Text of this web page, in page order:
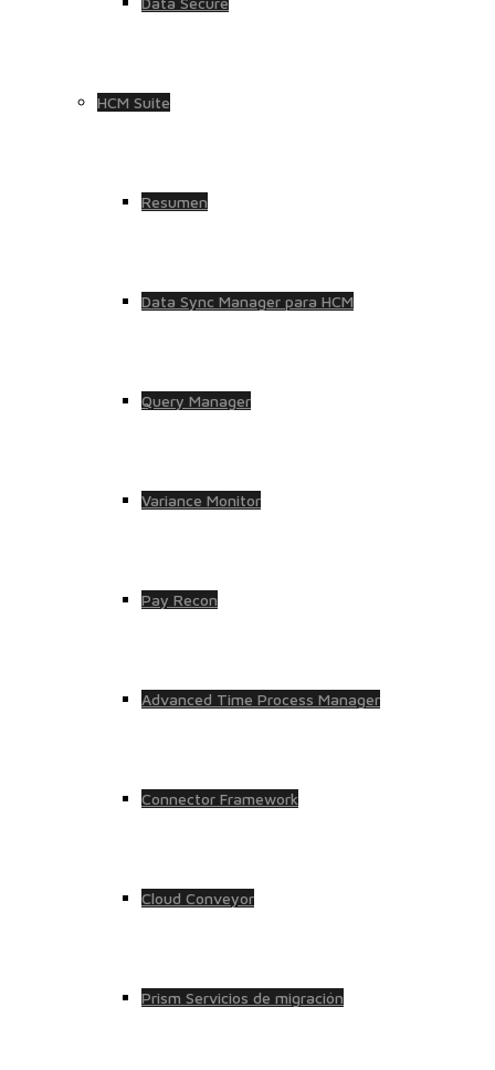
HCM Suite
Resumen
Data Sync Manager para HCM
Query Manager
Variance Monitor
Pay Recon
Advanced Time Process Manager
Connector Framework
Cloud Conveyor
Prism Servicios de migración